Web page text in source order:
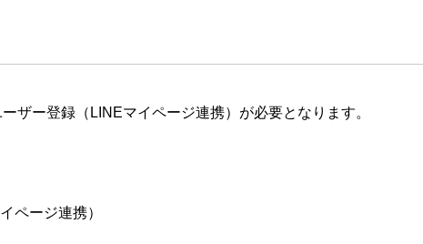
ザー登録（LINEマイページ連携）が必要となります。
ページ連携）